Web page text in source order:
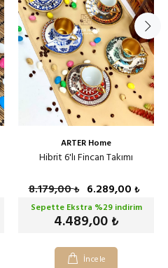
ARTER Home
Hibrit 6'lı Fincan Takımı
8.179,00₺ 6.289,00 ₺
Sepette Ekstra %29indirim
4.489,00 ₺
İncele